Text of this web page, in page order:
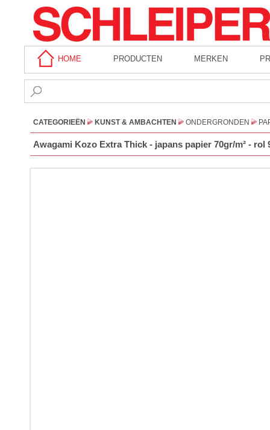
HOME PRODUCTEN MERKEN
CATEGORIEËN KUNST & AMBACHTEN ONDERGRONDEN
Awagami Kozo Extra Thick - japans papier 70gr/m² - rol